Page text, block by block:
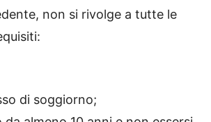
non si rivolge a tutte le
di soggiorno;